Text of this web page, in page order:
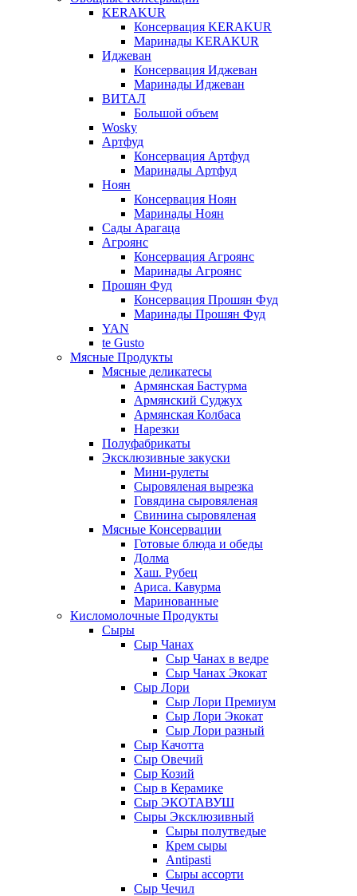
KERAKUR
Консервация KERAKUR
Маринады KERAKUR
Иджеван
Консервация Иджеван
Маринады Иджеван
ВИТАЛ
Большой объем
Wosky
Артфуд
Консервация Артфуд
Маринады Артфуд
Ноян
Консервация Ноян
Маринады Ноян
Сады Арагаца
Агроянс
Консервация Агроянс
Маринады Агроянс
Прошян Фуд
Консервация Прошян Фуд
Маринады Прошян Фуд
YAN
te Gusto
Мясные Продукты
Мясные деликатесы
Армянская Бастурма
Армянский Суджух
Армянская Колбаса
Нарезки
Полуфабрикаты
Эксклюзивные закуски
Мини-рулеты
Сыровяленая вырезка
Говядина сыровяленая
Свинина сыровяленая
Мясные Консервации
Готовые блюда и обеды
Долма
Хаш. Рубец
Ариса. Кавурма
Маринованные
Кисломолочные Продукты
Сыры
Сыр Чанах
Сыр Чанах в ведре
Сыр Чанах Экокат
Сыр Лори
Сыр Лори Премиум
Сыр Лори Экокат
Сыр Лори разный
Сыр Качотта
Сыр Овечий
Сыр Козий
Сыр в Керамике
Сыр ЭКОТАВУШ
Сыры Эксклюзивный
Сыры полутведые
Крем сыры
Antipasti
Сыры ассорти
Сыр Чечил